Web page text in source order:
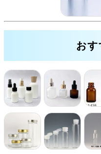
おす